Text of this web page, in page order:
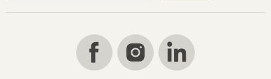
Find
us
on
Find
us
on
us